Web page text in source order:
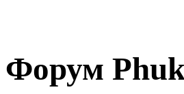
Форум